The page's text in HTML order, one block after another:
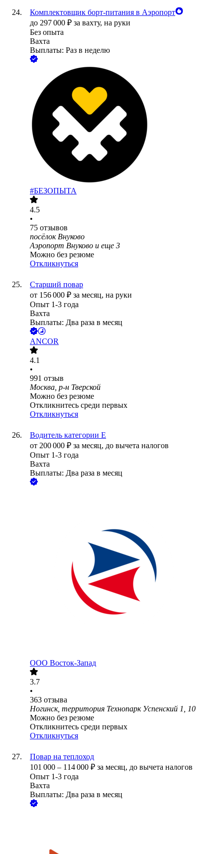
Комплектовщик борт-питания в Аэропорт
до 297 000 ₽ за вахту, на руки
Без опыта
Вахта
Выплаты: Раз в неделю
#БЕЗОПЫТА
4.5
•
75 отзывов
посёлок Внуково
Аэропорт Внуково и еще 3
Можно без резюме
Откликнуться
Старший повар
от 156 000 ₽ за месяц, на руки
Опыт 1-3 года
Вахта
Выплаты: Два раза в месяц
ANCOR
4.1
•
991 отзыв
Москва, р-н Тверской
Можно без резюме
Откликнитесь среди первых
Откликнуться
Водитель категории Е
от 200 000 ₽ за месяц, до вычета налогов
Опыт 1-3 года
Вахта
Выплаты: Два раза в месяц
ООО Восток-Запад
3.7
•
363 отзыва
Ногинск, территория Технопарк Успенский 1, 10
Можно без резюме
Откликнитесь среди первых
Откликнуться
Повар на теплоход
101 000 – 114 000 ₽ за месяц, до вычета налогов
Опыт 1-3 года
Вахта
Выплаты: Два раза в месяц